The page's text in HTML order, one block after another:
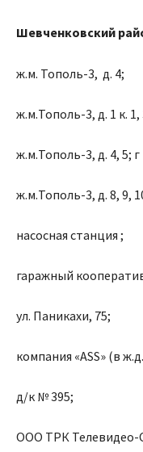
Шевченковский
ж.м. Тополь-3, д. 4;
ж.м.Тополь-3, д. 1 к. 1,
ж.м.Тополь-3, д. 4, 5; г
ж.м.Тополь-3, д. 8, 9,
насосная станция ;
гаражный
ул. Паникахи, 75;
компания «ASS» (в
д/к № 395;
ООО ТРК Телевидео-